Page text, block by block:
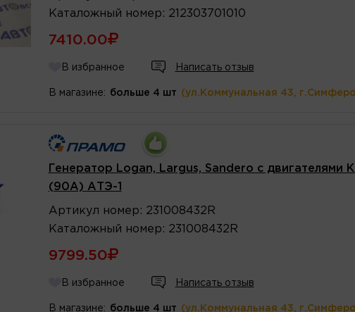
Каталожный номер : 212303701010
7410.00
В избранное Написать отзыв
В магазине: больше 4 шт (ул.Коммунальная 43,
Генератор Logan, Largus, Sandero с двигателями
(90А) АТЭ-1
Артикул номер : 231008432R
Каталожный номер : 231008432R
9799.50
В избранное Написать отзыв
В магазине: больше 4 шт (ул.Коммунальная 43,